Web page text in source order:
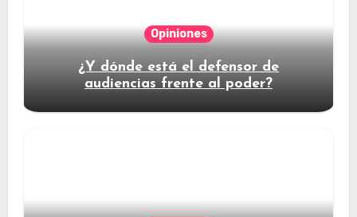
Opiniones
¿Y dónde está el defensor de
audiencias frente al poder?